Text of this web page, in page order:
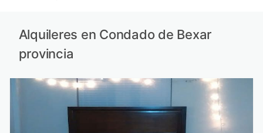
Alquileres en Condado de Bexar
provincia